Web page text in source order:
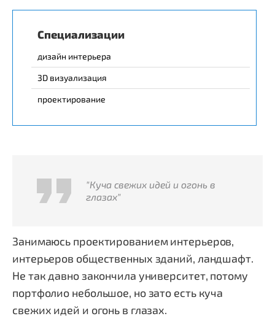
Специализации
дизайн интерьера
3D визуализация
проектирование
"Куча свежих идей и огонь в
глазах"
Занимаюсь проектированием интерьеров,
интерьеров общественных зданий, ландшафт.
Не так давно закончила университет, потому
портфолио небольшое, но зато есть куча
свежих идей и огонь в глазах.